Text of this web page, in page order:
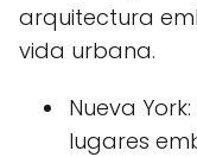
arquitectura
vida urbana.
Nueva
lugares